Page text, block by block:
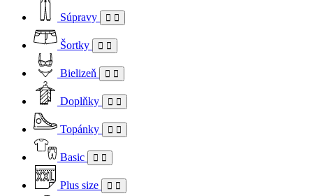
Súpravy
Šortky
Bielizeň
Doplňky
Topánky
Basic
Plus size